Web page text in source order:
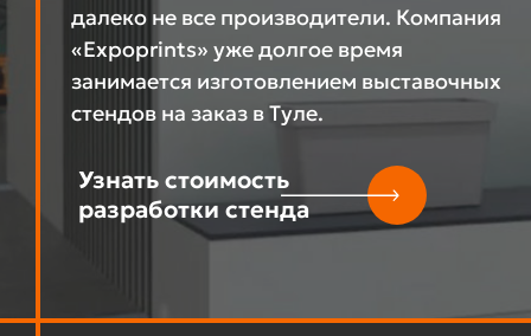
далеко не все производители. Компания
«Expoprints» уже долгое время
занимается изготовлением выставочных
стендов на заказ в Туле.
Узнать стоимость
разработки стенда